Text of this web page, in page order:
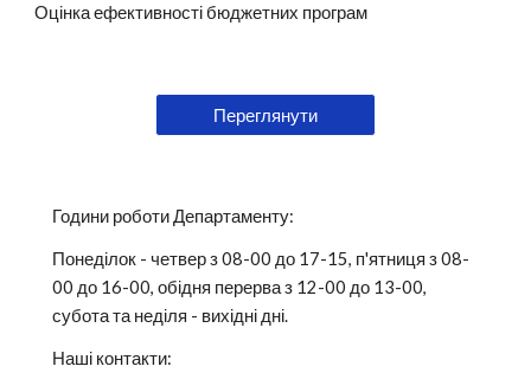
Оцінка ефективності бюджетних програм
Переглянути
Години роботи Департаменту:
Понеділок - четвер з 08-00 до 17-15, п'ятниця з 08-
00 до 16-00, обідня перерва з 12-00 до 13-00,
субота та неділя - вихідні дні.
Наші контакти: